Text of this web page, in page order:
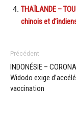
THAÏLANDE –
chinois et
Précédent
INDONÉSIE –
Widodo exige
vaccination